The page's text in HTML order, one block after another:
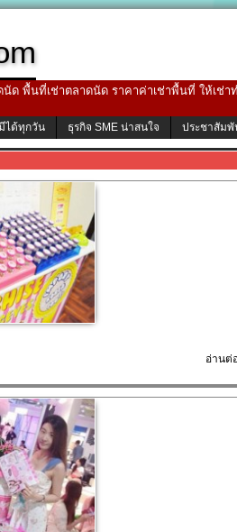
พื้นที่เช่าตลาดนัด ราคาค่าเช่าพื้นที่ ให้เช่
ได้ทุกวัน ธุรกิจ SME น่าสนใจ ประชาสัม
อ่านต่